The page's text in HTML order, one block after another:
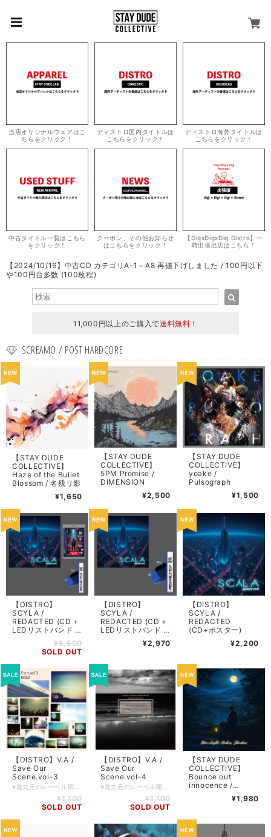
当店オリジナルウェアはこ
ちらをクリック！
ディストロ国内タイトルは
こちらをクリック！
ディストロ海外タイトルは
こちらをクリック！
中古タイトル一覧はこちら
をクリック！
クーポン、その他お知らせ
はこちらをクリック！
【DigxDigxDig Distro】一
時出張出店はこちら！
【2024/10/16】中古CD カテゴリA-1～A8 再値下げしました / 100円以下
や100円台多数 (100枚程)
11,000円以上のご購入で送料無料！
SCREAMO / POST HARDCORE
【STAY DUDE
COLLECTIVE】
Haze of the Bullet
Blossom / 名残リ影
¥1,650
【STAY DUDE
COLLECTIVE】
5PM Promise /
DIMENSION
¥2,500
【STAY DUDE
COLLECTIVE】
yoake /
Pulsograph
¥1,500
【DISTRO】
SCYLA /
REDACTED (CD +
LEDリストバンド +
FEST VIP ラミネー
トパス + ポスター )
¥5,500
SOLD OUT
【DISTRO】
SCYLA /
REDACTED (CD +
LEDリストバンド +
¥2,970
【DISTRO】
SCYLA /
REDACTED
(CD+ポスター)
¥2,200
【DISTRO】V.A /
Save Our
Scene.vol-3
¥1,100
SOLD OUT
【DISTRO】V.A /
Save Our
Scene.vol-4
¥1,100
SOLD OUT
【STAY DUDE
COLLECTIVE】
Bounce out
innocence /
¥1,980